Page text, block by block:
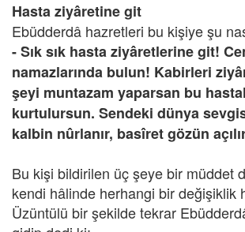
Hasta ziyâretine git
Ebüdderdâ hazretleri bu kişiye şu
- Sık sık hasta ziyâretlerine git!
namazlarında bulun! Kabirleri
şeyi muntazam yaparsan bu
kurtulursun. Sendeki dünya
kalbin nûrlanır, basîret gözün
Bu kişi bildirilen üç şeye bir müddet
kendi hâlinde herhangi bir değişiklik
Üzüntülü bir şekilde tekrar